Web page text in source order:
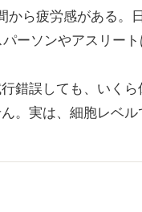
ら疲労感がある。
ーソンやアスリート
錯誤しても、いく
。実は、細胞レベ